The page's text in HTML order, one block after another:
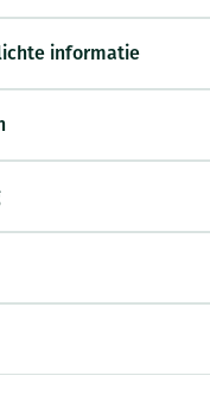
informatie